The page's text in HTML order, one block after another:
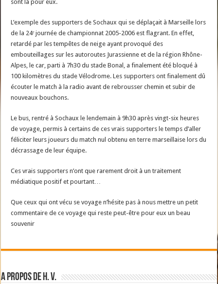
sont là pour eux.
L’exemple des supporters de Sochaux qui se déplaçait à Marseille lors
de la 24ᵉ journée de championnat 2005-2006 est flagrant. En effet,
retardé par les tempêtes de neige ayant provoqué des
embouteillages sur les autoroutes Jurassienne et de la région Rhône-
Alpes, le car, parti à 7h30 du stade Bonal, a finalement été bloqué à
100 kilomètres du stade Vélodrome. Les supporters ont finalement dû
écouter le match à la radio avant de rebrousser chemin et subir de
nouveaux bouchons.
Le bus, rentré à Sochaux le lendemain à 9h30 après vingt-six heures
de voyage, permis à certains de ces vrais supporters le temps d’aller
féliciter leurs joueurs du match nul obtenu en terre marseillaise lors du
décrassage de leur équipe.
Ces vrais supporters n’ont que rarement droit à un traitement
médiatique positif et pourtant…
Que ceux qui ont vécu se voyage n’hésite pas à nous mettre un petit
commentaire de ce voyage qui reste peut-être pour eux un beau
souvenir
A propos de H. V.